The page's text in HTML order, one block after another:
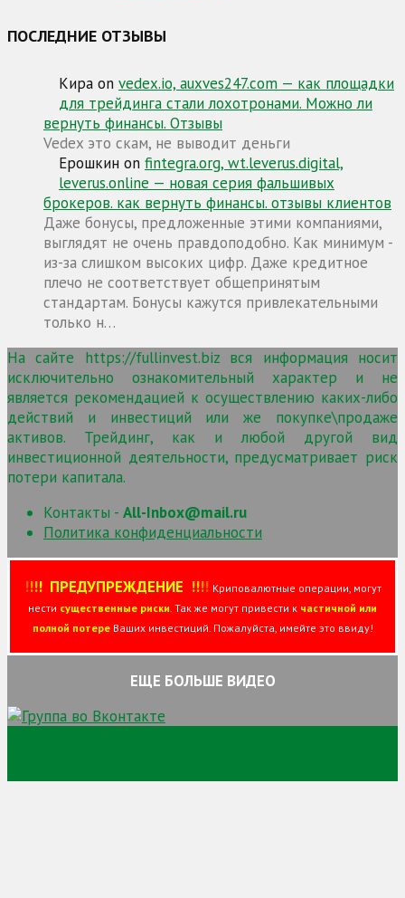
ПОСЛЕДНИЕ ОТЗЫВЫ
Кира on vedex.io, auxves247.com — как площадки
для трейдинга стали лохотронами. Можно ли
вернуть финансы. Отзывы
Vedex это скам, не выводит деньги
Ерошкин on fintegra.org, wt.leverus.digital,
leverus.online — новая серия фальшивых
брокеров. как вернуть финансы. отзывы клиентов
Даже бонусы, предложенные этими компаниями,
выглядят не очень правдоподобно. Как минимум -
из-за слишком высоких цифр. Даже кредитное
плечо не соответствует общепринятым
стандартам. Бонусы кажутся привлекательными
только н…
На сайте https://fullinvest.biz вся информация носит
исключительно ознакомительный характер и не
является рекомендацией к осуществлению каких-либо
действий и инвестиций или же покупке\продаже
активов. Трейдинг, как и любой другой вид
инвестиционной деятельности, предусматривает риск
потери капитала.
Контакты - All-Inbox@mail.ru
Политика конфиденциальности
!!!!ПРЕДУПРЕЖДЕНИЕ !!!! Криповалютные операции, могут
нести существенные риски . Так же могут привести к частичной или
полной потереВаших инвестиций. Пожалуйста, имейте это ввиду!
ЕЩЕ БОЛЬШЕ ВИДЕО